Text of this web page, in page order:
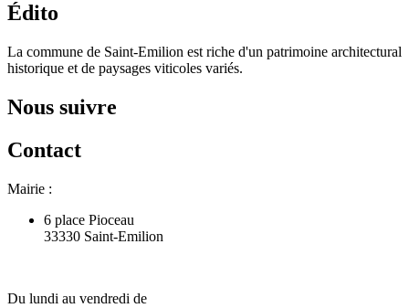
Édito
La commune de Saint-Emilion est riche d'un patrimoine architectural
historique et de paysages viticoles variés.
Nous suivre
Contact
Mairie :
6 place Pioceau
33330 Saint-Emilion
Du lundi au vendredi de